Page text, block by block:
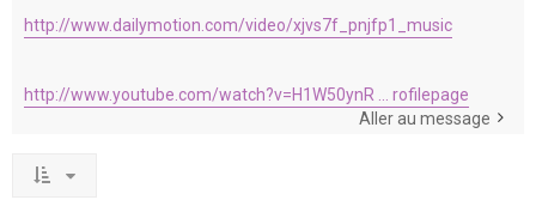
http://www.dailymotion.com/video/xjvs7f_pnjfp1_music
http://www.youtube.com/watch?v=H1W50ynR ... rofilepage
Aller au message